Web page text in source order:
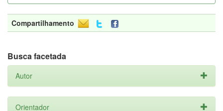
Compartilhamento
Busca facetada
Autor
Orientador